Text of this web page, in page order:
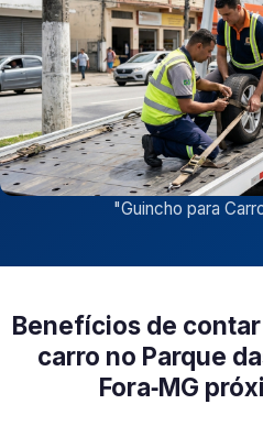
"Guincho para
Benefícios de
carro no Parque
Fora‑MG